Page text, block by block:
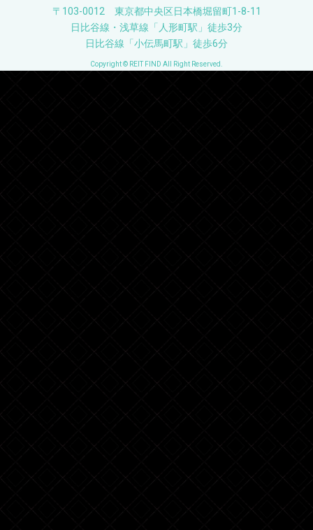
〒103-0012 東京都中央区日本橋堀留町1-8-11
日比谷線・浅草線「人形町駅」徒歩3分
日比谷線「小伝馬町駅」徒歩6分
Copyright © REIT FIND All Right Reserved.